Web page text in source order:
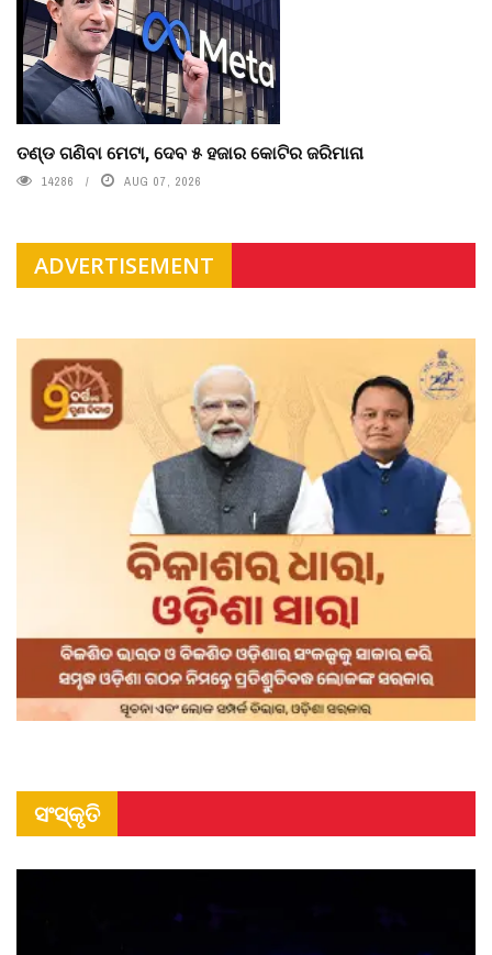
ତଣ୍ଡ ଗଣିବା ମେଟା, ଦେବ ୫ ହଜାର କୋଟିର ଜରିମାନା
14286 AUG 07, 2026
ADVERTISEMENT
ସଂସ୍କୃତି